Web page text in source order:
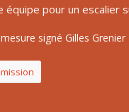
pour un escalier
signé Gilles Grenier